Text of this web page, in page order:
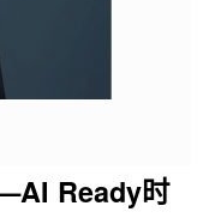
Ready时